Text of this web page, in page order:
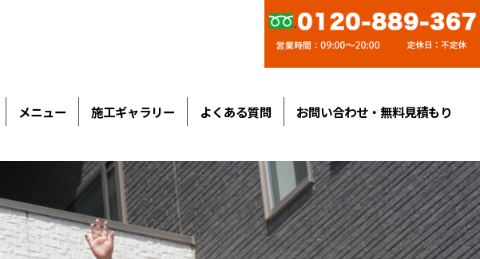
メニュー 施工ギャラリー よくある質問 お問い合わせ・無料見積もり